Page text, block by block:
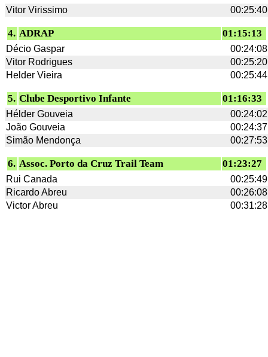
Vitor Virissimo
00:25:40
4. ADRAP 01:15:13
Décio Gaspar
00:24:08
Vitor Rodrigues
00:25:20
Helder Vieira
00:25:44
5. Clube Desportivo Infante 01:16:33
Hélder Gouveia
00:24:02
João Gouveia
00:24:37
Simão Mendonça
00:27:53
6. Assoc. Porto da Cruz Trail Team 01:23:27
Rui Canada
00:25:49
Ricardo Abreu
00:26:08
Victor Abreu
00:31:28